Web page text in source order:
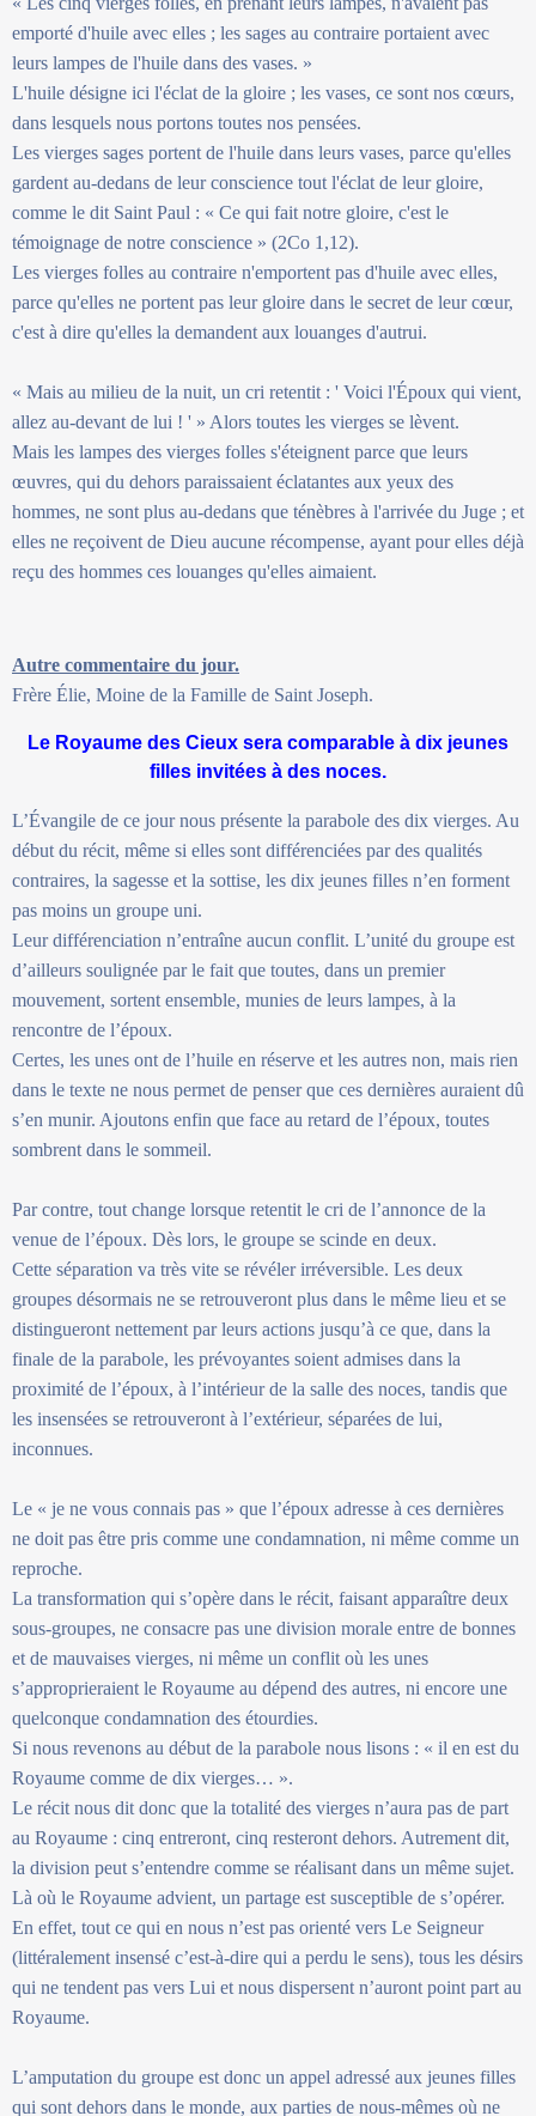
emporté d'huile avec elles ; les sages au contraire portaient avec
leurs lampes de l'huile dans des vases. »
L'huile désigne ici l'éclat de la gloire ; les vases, ce sont nos cœurs,
dans lesquels nous portons toutes nos pensées.
Les vierges sages portent de l'huile dans leurs vases, parce qu'elles
gardent au-dedans de leur conscience tout l'éclat de leur gloire,
comme le dit Saint Paul : « Ce qui fait notre gloire, c'est le
témoignage de notre conscience » (2Co 1,12).
Les vierges folles au contraire n'emportent pas d'huile avec elles,
parce qu'elles ne portent pas leur gloire dans le secret de leur cœur,
c'est à dire qu'elles la demandent aux louanges d'autrui.
« Mais au milieu de la nuit, un cri retentit : ' Voici l'Époux qui vient,
allez au-devant de lui ! ' » Alors toutes les vierges se lèvent.
Mais les lampes des vierges folles s'éteignent parce que leurs
œuvres, qui du dehors paraissaient éclatantes aux yeux des
hommes, ne sont plus au-dedans que ténèbres à l'arrivée du Juge ; et
elles ne reçoivent de Dieu aucune récompense, ayant pour elles déjà
reçu des hommes ces louanges qu'elles aimaient.
Autre commentaire du jour.
Frère Élie, Moine de la Famille de Saint Joseph.
Le Royaume des Cieux sera comparable à dix jeunes
filles invitées à des noces.
L’Évangile de ce jour nous présente la parabole des dix vierges. Au
début du récit, même si elles sont différenciées par des qualités
contraires, la sagesse et la sottise, les dix jeunes filles n’en forment
pas moins un groupe uni.
Leur différenciation n’entraîne aucun conflit. L’unité du groupe est
d’ailleurs soulignée par le fait que toutes, dans un premier
mouvement, sortent ensemble, munies de leurs lampes, à la
rencontre de l’époux.
Certes, les unes ont de l’huile en réserve et les autres non, mais rien
dans le texte ne nous permet de penser que ces dernières auraient dû
s’en munir. Ajoutons enfin que face au retard de l’époux, toutes
sombrent dans le sommeil.
Par contre, tout change lorsque retentit le cri de l’annonce de la
venue de l’époux. Dès lors, le groupe se scinde en deux.
Cette séparation va très vite se révéler irréversible. Les deux
groupes désormais ne se retrouveront plus dans le même lieu et se
distingueront nettement par leurs actions jusqu’à ce que, dans la
finale de la parabole, les prévoyantes soient admises dans la
proximité de l’époux, à l’intérieur de la salle des noces, tandis que
les insensées se retrouveront à l’extérieur, séparées de lui,
inconnues.
Le « je ne vous connais pas » que l’époux adresse à ces dernières
ne doit pas être pris comme une condamnation, ni même comme un
reproche.
La transformation qui s’opère dans le récit, faisant apparaître deux
sous-groupes, ne consacre pas une division morale entre de bonnes
et de mauvaises vierges, ni même un conflit où les unes
s’approprieraient le Royaume au dépend des autres, ni encore une
quelconque condamnation des étourdies.
Si nous revenons au début de la parabole nous lisons : « il en est du
Royaume comme de dix vierges… ».
Le récit nous dit donc que la totalité des vierges n’aura pas de part
au Royaume : cinq entreront, cinq resteront dehors. Autrement dit,
la division peut s’entendre comme se réalisant dans un même sujet.
Là où le Royaume advient, un partage est susceptible de s’opérer.
En effet, tout ce qui en nous n’est pas orienté vers Le Seigneur
(littéralement insensé c’est-à-dire qui a perdu le sens), tous les désirs
qui ne tendent pas vers Lui et nous dispersent n’auront point part au
Royaume.
L’amputation du groupe est donc un appel adressé aux jeunes filles
qui sont dehors dans le monde, aux parties de nous-mêmes où ne